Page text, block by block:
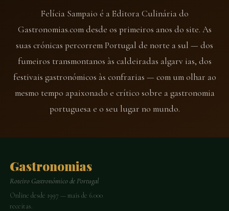
Felícia Sampaio é a Editora Culinária do
Gastronomias.com desde os primeiros anos do site. As
suas crónicas percorrem Portugal de norte a sul — dos
fumeiros transmontanos às caldeiradas algarv ias, dos
festivais gastronómicos às confrarias — com um olhar ao
mesmo tempo apaixonado e crítico sobre a gastronomia
portuguesa e o seu lugar no mundo.
Gastronomias
Roteiro Gastronómico de Portugal
Online desde 1997 — mais de 6.000
receitas.